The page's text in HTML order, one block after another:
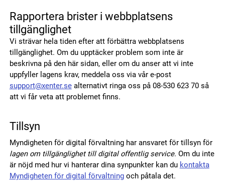
Rapportera brister i webbplatsens
tillgänglighet
Vi strävar hela tiden efter att förbättra webbplatsens
tillgänglighet. Om du upptäcker problem som inte är
beskrivna på den här sidan, eller om du anser att vi inte
uppfyller lagens krav, meddela oss via vår e-post
support@xenter.sealternativt ringa oss på 08-530 623 70 så
att vi får veta att problemet finns.
Tillsyn
Myndigheten för digital förvaltning har ansvaret för tillsyn för
lagen om tillgänglighet till digital offentlig service. Om du inte
är nöjd med hur vi hanterar dina synpunkter kan du kontakta
Myndigheten för digital förvaltningoch påtala det.